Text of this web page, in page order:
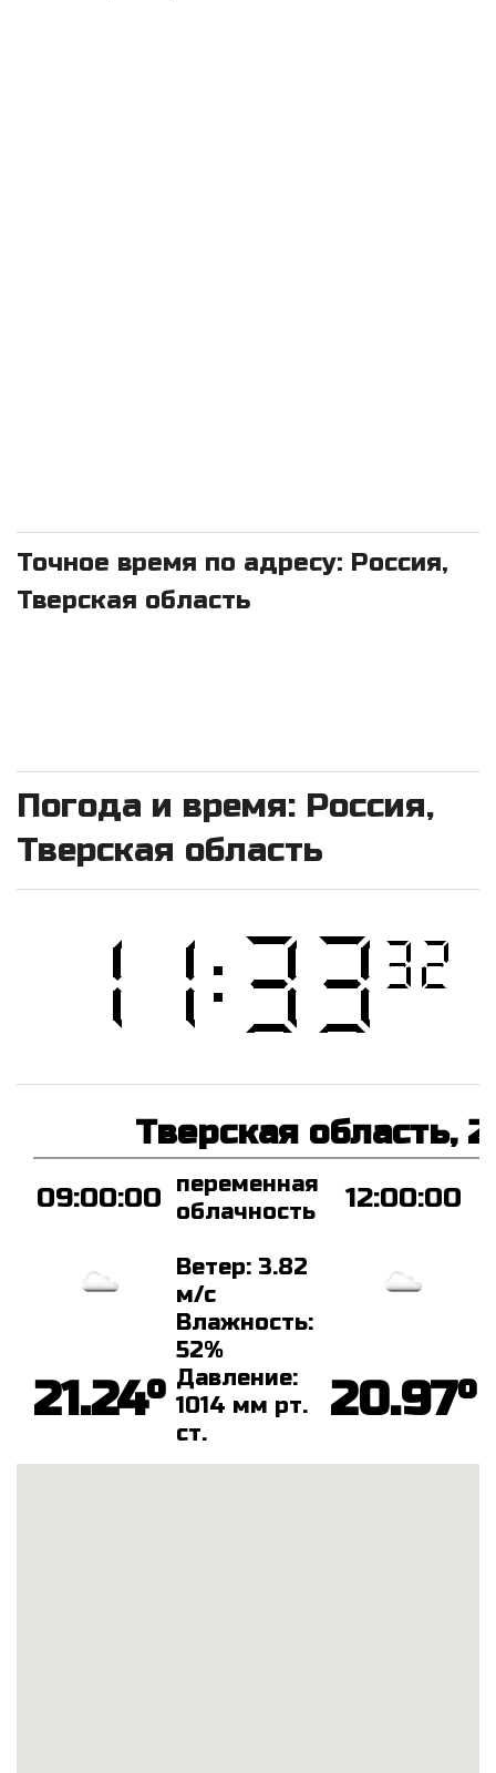
Точное время по адресу: Россия,
Тверская область
Погода и время: Россия,
Тверская область